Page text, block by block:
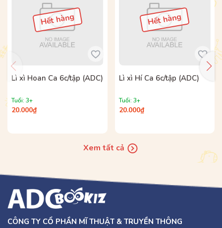
Đối tượng:
- Đối tượng chính:
Trẻ từ 6 - 10 tuổi.
- Các đối tượng khác:
Cha mẹ & Thầy cô.
Phát triển tư duy - trí tuệ
Hết hàng
Lì xì Hoan Ca 6c/tập (ADC)
Tuổi: 3+
20.000₫
Hết hàng
Lì xì Hí Ca 6c/tập (ADC)
Tuổi: 3+
20.000₫
Xem tất cả
CÔNG TY CỔ PHẦN MĨ THUẬT & TRUYỀN THÔNG